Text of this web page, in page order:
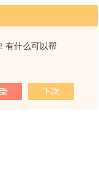
有什么可以帮